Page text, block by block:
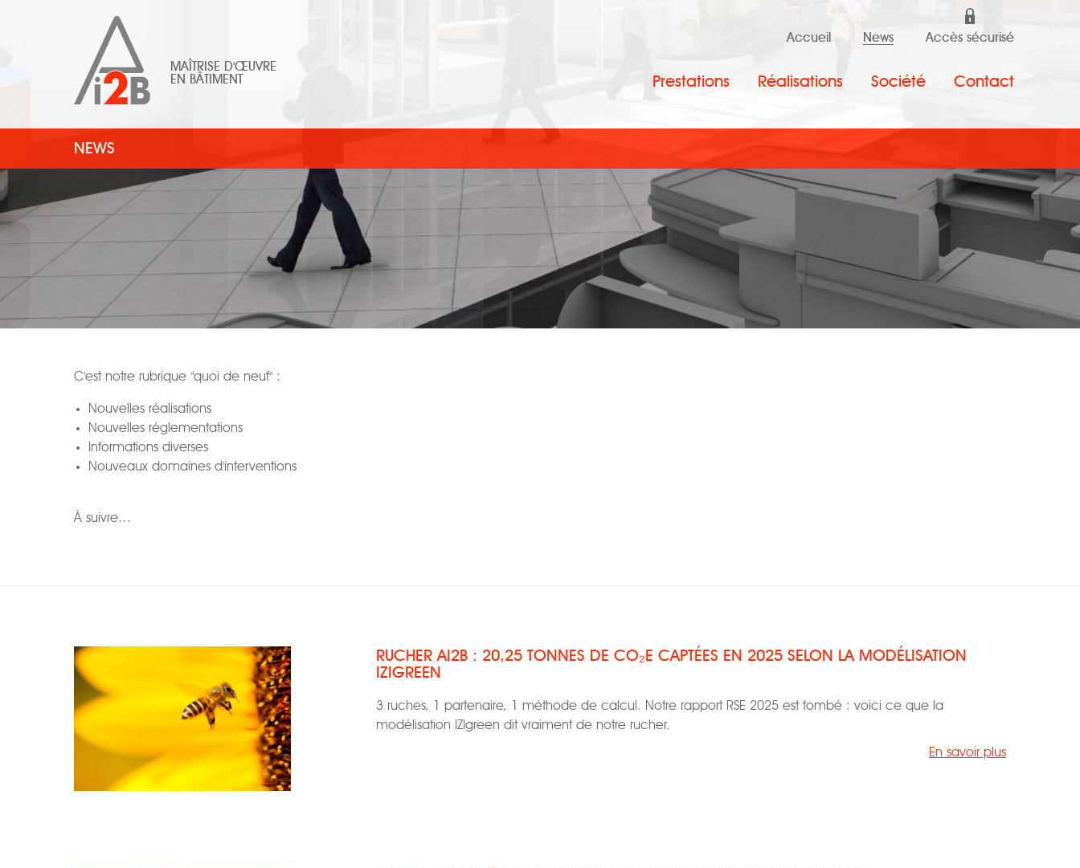
Accueil News Accès sécurisé
Prestations Réalisations Société Contact
MAÎTRISE D'ŒUVRE
EN BÂTIMENT
NEWS
C'est notre rubrique "quoi de neuf" :
Nouvelles réalisations
Nouvelles réglementations
Informations diverses
Nouveaux domaines d'interventions
À suivre…
RUCHER AI2B : 20,25 TONNES DE CO₂E CAPTÉES EN 2025 SELON LA MODÉLISATION
IZIGREEN
3 ruches, 1 partenaire, 1 méthode de calcul. Notre rapport RSE 2025 est tombé : voici ce que la
modélisation IZIgreen dit vraiment de notre rucher.
En savoir plus